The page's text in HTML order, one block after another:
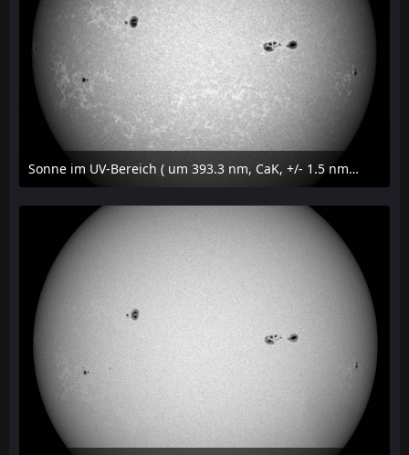
Sonne im UV-Bereich ( um 393.3 nm, CaK, +/- 1.5 nm) am 23. Juli 2026 um 16:15 MESZ
24. Juli 2026 um 20:42